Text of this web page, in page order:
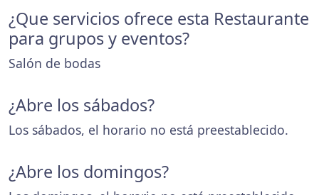
¿Que servicios ofrece esta Restaurante
para grupos y eventos?
Salón de bodas
¿Abre los sábados?
Los sábados, el horario no está preestablecido.
¿Abre los domingos?